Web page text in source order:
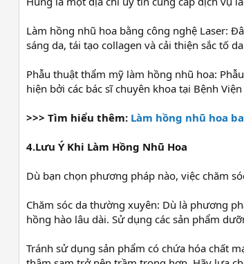
Làm hồng nhũ hoa bằng công nghệ Laser:
sáng da, tái tạo collagen và cải thiện sắc tố
Phẫu thuật thẩm mỹ làm hồng nhũ hoa:
hiện bởi các bác sĩ chuyên khoa tại Bệnh
>>> Tìm hiểu thêm: Làm hồng nhũ hoa
4.Lưu Ý Khi Làm Hồng Nhũ Hoa
Dù bạn chọn phương pháp nào, việc chăm
Chăm sóc da thường xuyên: Dù là phương
hồng hào lâu dài. Sử dụng các sản phẩm
Tránh sử dụng sản phẩm có chứa hóa chất